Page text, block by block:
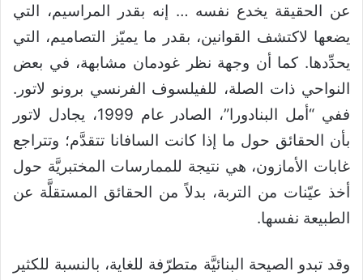
عن الحقيقة يخدع نفسه … إنه بقدر المراسيم، التي
يضعها لاكتشف القوانين، بقدر ما يميّز التصاميم، التي
يحدِّدها. كما أن وجهة نظر غودمان مشابهة، في بعض
النواحي ذات الصلة، للفيلسوف الفرنسي برونو لاتور.
ففي “أمل البنادورا”، الصادر عام 1999، يجادل لاتور
بأن الحقائق حول ما إذا كانت السافانا تتقدَّم؛ وتتراجع
غابات الأمازون، هي نتيجة للممارسات المختبريَّة حول
أخذ عيّنات من التربة، بدلاً من الحقائق المستقلَّة عن
الطبيعة نفسها.
وقد تبدو الصيحة البنائيَّة متطرّفة للغاية، بالنسبة للكثير